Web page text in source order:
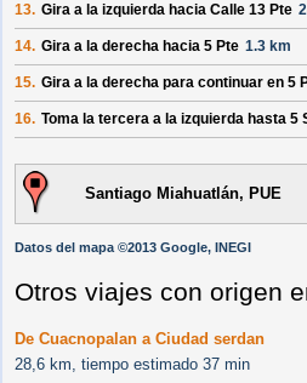
13. Gira a la izquierda hacia Calle 13 Pte
14. Gira a la derecha hacia 5 Pte 1.3 km
15. Gira a la derecha para continuar en 5
16. Toma la tercera a la izquierda hasta 5
Santiago Miahuatlán, PUE
Datos del mapa ©2013 Google, INEGI
Otros viajes con origen
De Cuacnopalan a Ciudad serdan
28,6 km, tiempo estimado 37 min